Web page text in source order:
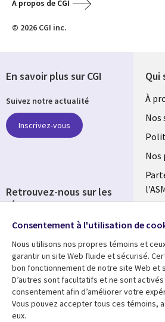
A propos de CGI
© 2026 CGI inc.
Qui
À
Nos
Nos
Ressources
Library
Articles
En savoir plus sur CGI
Suivez notre actualité
Inscrivez-vous
Retrouvez-nous sur les
réseaux
Social
Media
FRANCE
Consentement à l'utilisation de
Nous utilisons nos propres témoins et
garantir un site Web fluide et sécurisé.
bon fonctionnement de notre site Web et
D’autres sont facultatifs et ne sont activés
consentement afin d’améliorer votre
Vous pouvez accepter tous ces témoins,
eux.